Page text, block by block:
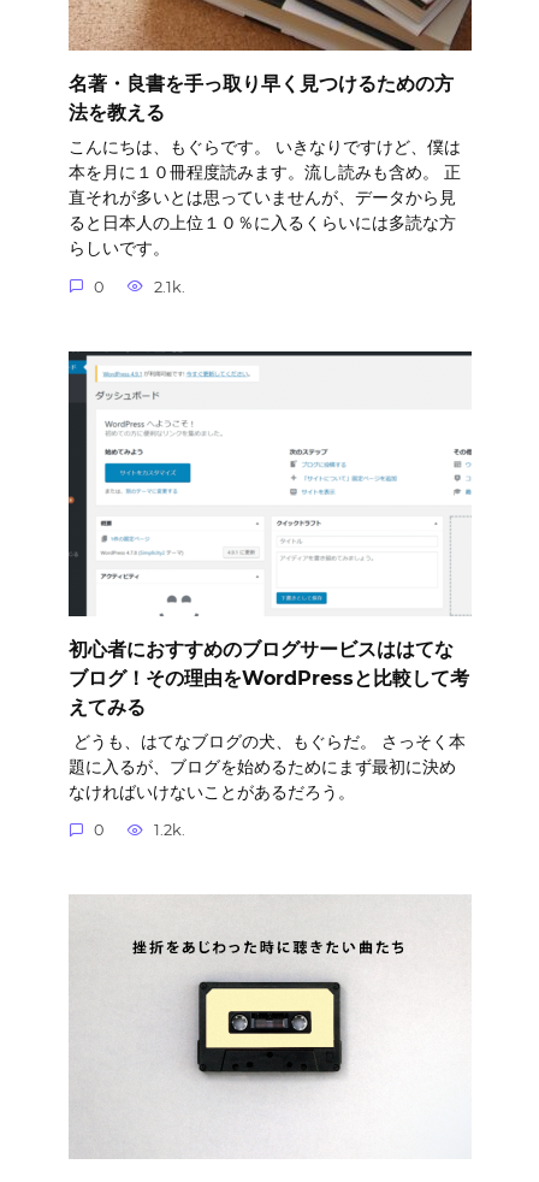
名著・良書を手っ取り早く見つけるための方
法を教える
こんにちは、もぐらです。 いきなりですけど、僕は
本を月に１０冊程度読みます。流し読みも含め。 正
直それが多いとは思っていませんが、データから見
ると日本人の上位１０％に入るくらいには多読な方
らしいです。
0 2.1k.
初心者におすすめのブログサービスははてな
ブログ！その理由をWordPressと比較して考
えてみる
どうも、はてなブログの犬、もぐらだ。 さっそく本
題に入るが、ブログを始めるためにまず最初に決め
なければいけないことがあるだろう。
0 1.2k.